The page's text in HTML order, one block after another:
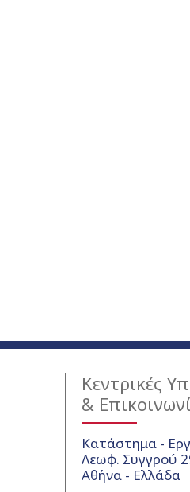
Κεντρικές
&
Κατάστημα -
Λεωφ. Συγγρού
Αθήνα - Ελλάδα